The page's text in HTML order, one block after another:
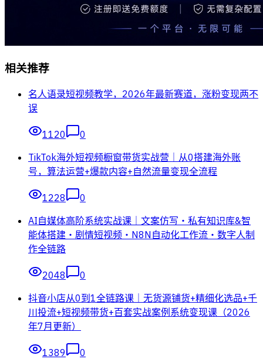
相关推荐
名人语录短视频教学，2026年最新赛道，涨粉变现两不
误
1120
0
TikTok海外短视频橱窗带货实战营｜从0搭建海外账
号，算法运营+爆款内容+自然流量变现全流程
1228
0
AI自媒体高阶系统实战课｜文案仿写・私有知识库&智
能体搭建・剧情短视频・N8N自动化工作流・数字人制
作全链路
2048
0
抖音小店从0到1全链路课｜无货源铺货+精细化选品+千
川投流+短视频带货+百套实战案例系统变现课（2026
年7月更新）
1389
0